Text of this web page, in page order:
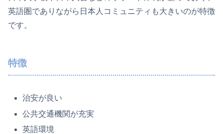
英語圏でありながら日本人コミュニティも大きいのが特徴
です。
特徴
治安が良い
公共交通機関が充実
英語環境